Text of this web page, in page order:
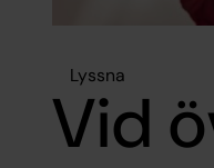
Lyssna
Vid